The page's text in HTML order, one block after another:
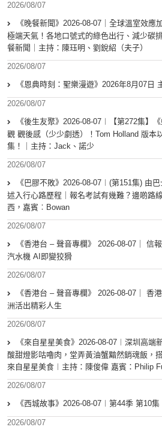
2026/08/07
《晚餐新聞》2026-08-07｜全球溫室效應
極端天氣！各地口號式的綠色出行、減少碳
餐新聞｜主持：陳珏明、劉銳紹（夫子）
2026/08/07
《恩典時刻：聖樂漫遊》2026年8月07日
2026/08/07
《後生友聚》2026-08-07︱【第272集】
觀 觀後感（少少劇透）！Tom Holland 版本
集！｜主持：Jack、諾少
2026/08/07
《巴膠不敗》2026-08-07︱(第151集) 由
述入行心路歷程｜報名考試有幾難？邊啲路
西，嘉賓︰Bowan
2026/08/07
《香港台 – 聲音專欄》 2026-08-07｜ 信
汽水機 AI即變狡猾
2026/08/07
《香港台 – 聲音專欄》 2026-08-07｜ 香
洲活出精彩人生
2026/08/07
《來自星星美食》2026-08-07︱深圳高端
酸甜燈影咕嚕肉，堂弄黃油蟹黯然銷魂飯，
來自星星美食︱主持：陳俊偉 嘉賓：Philip
2026/08/07
《西城故事》2026-08-07︱第44季 第10
2026/08/07